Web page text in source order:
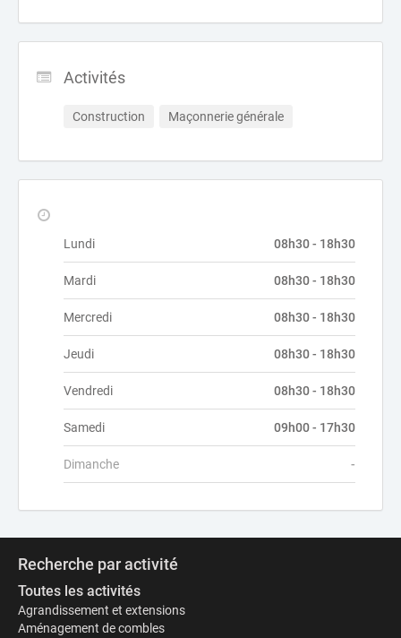
Activités
Construction Maçonnerie générale
Lundi 08h30 - 18h30
Mardi 08h30 - 18h30
Mercredi 08h30 - 18h30
Jeudi 08h30 - 18h30
Vendredi 08h30 - 18h30
Samedi 09h00 - 17h30
Dimanche -
Recherche par activité
Toutes les activités
Agrandissement et extensions
Aménagement de combles